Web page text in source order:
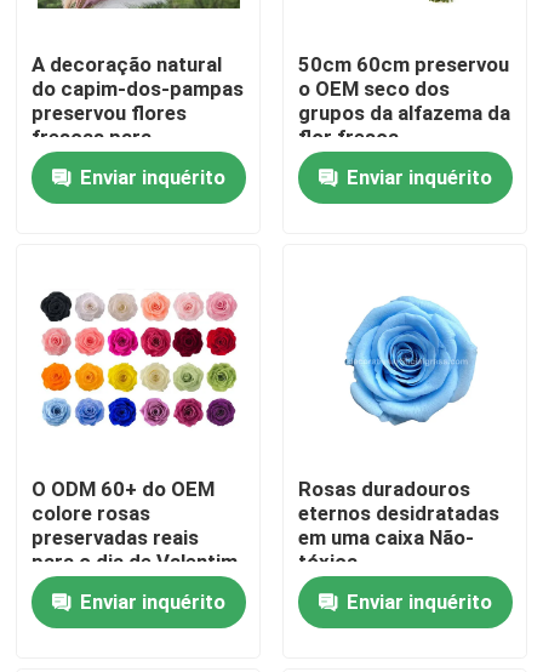
Casa
Produtos
Sobre nós
Controle de qualidade
Notícia
casos
A decoração natural
do capim-dos-pampas
preservou flores
frescas para
Dropshipping
Enviar inquérito
50cm 60cm preservou
o OEM seco dos
grupos da alfazema da
flor fresca
Enviar inquérito
O ODM 60+ do OEM
colore rosas
preservadas reais
para o dia de Valentim
Enviar inquérito
Rosas duradouros
eternos desidratadas
em uma caixa Não-
tóxica
Enviar inquérito